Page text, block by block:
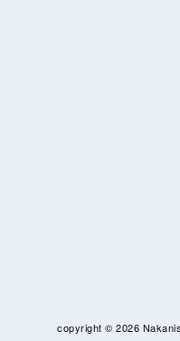
copyright © 2026